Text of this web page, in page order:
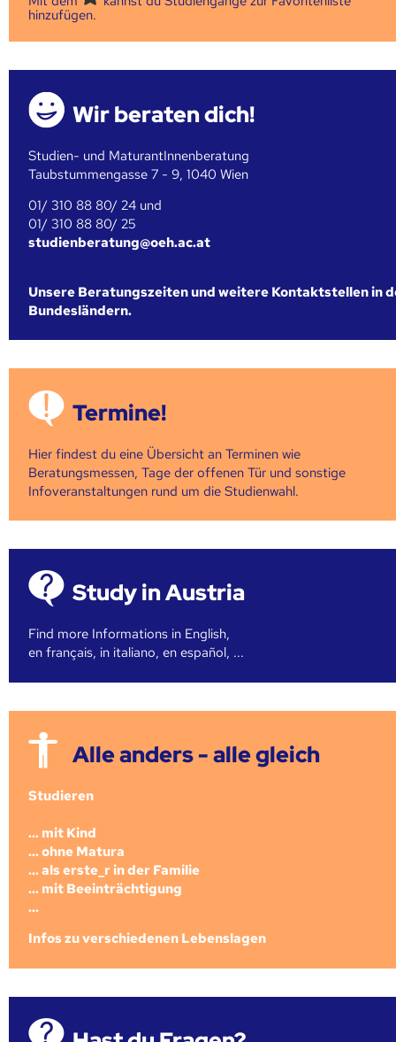
hinzufügen.
Wir beraten dich!
Studien- und MaturantInnenberatung
Taubstummengasse 7 - 9, 1040 Wien
01/ 310 88 80/ 24 und
01/ 310 88 80/ 25
studienberatung@oeh.ac.at
Unsere Beratungszeiten und weitere Kontaktstellen in
Bundesländern.
Termine!
Hier findest du eine Übersicht an Terminen wie
Beratungsmessen, Tage der offenen Tür und sonstige
Infoveranstaltungen rund um die Studienwahl.
Study in Austria
Find more Informations in English,
en français, in italiano, en español, ...
Alle anders - alle gleich
Studieren
... mit Kind
... ohne Matura
... als erste_r in der Familie
... mit Beeinträchtigung
...
Infos zu verschiedenen Lebenslagen